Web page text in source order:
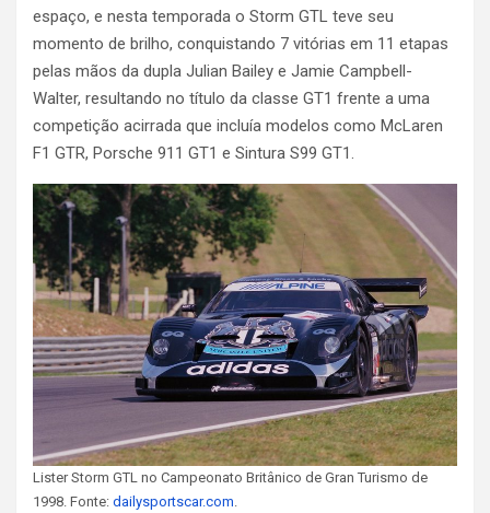
espaço, e nesta temporada o Storm GTL teve seu
momento de brilho, conquistando 7 vitórias em 11 etapas
pelas mãos da dupla Julian Bailey e Jamie Campbell-
Walter, resultando no título da classe GT1 frente a uma
competição acirrada que incluía modelos como McLaren
F1 GTR, Porsche 911 GT1 e Sintura S99 GT1.
Lister Storm GTL no Campeonato Britânico de Gran Turismo de
1998. Fonte: dailysportscar.com.